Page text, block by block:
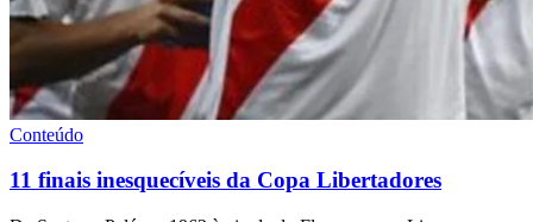
Conteúdo
11 finais inesquecíveis da Copa Libertadores